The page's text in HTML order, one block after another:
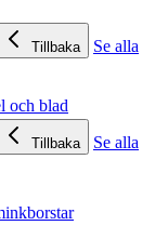
Tillbaka
Se alla
och blad
Tillbaka
Se alla